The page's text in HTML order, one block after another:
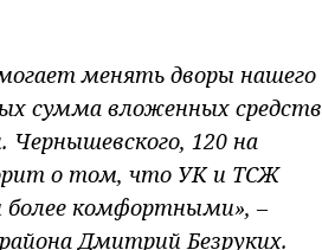
менять дворы нашего
сумма вложенных средств
120 на
о том, что УК и ТСЖ
более комфортными», –
Дмитрий Безруких.